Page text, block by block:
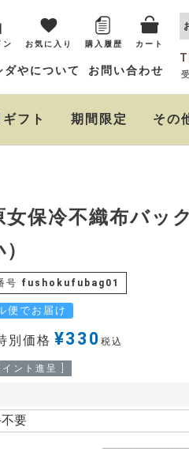
ン お気に入り 購入履歴 カート
ダやについて お問い合わせ
フト 期間限定 その
女保冷不織布バック
号 fushokufubag01
便でお届け
別価格 ¥330 税込
イント進呈 ]